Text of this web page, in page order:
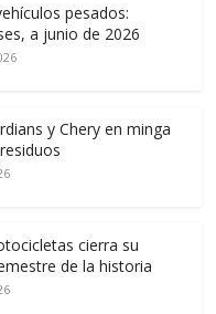
pesados:
a junio de 2026
y Chery en minga
cierra su
de la historia